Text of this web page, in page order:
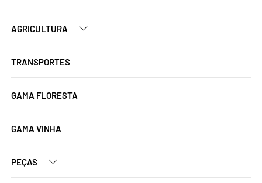
AGRICULTURA
TRANSPORTES
GAMA FLORESTA
GAMA VINHA
PEÇAS